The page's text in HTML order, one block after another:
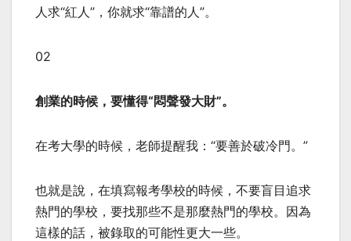
人求“紅人”，你就求“靠譜的人”。
02
創業的時候，要懂得“悶聲發大財”。
在考大學的時候，老師提醒我：“要善於破冷門。”
也就是說，在填寫報考學校的時候，不要盲目追求
熱門的學校，要找那些不是那麼熱門的學校。因為
這樣的話，被錄取的可能性更大一些。